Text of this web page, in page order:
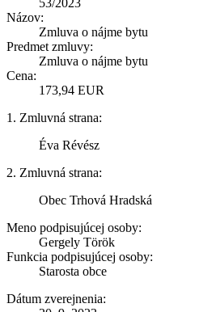
53/2023
Názov:
Zmluva o nájme bytu
Predmet zmluvy:
Zmluva o nájme bytu
Cena:
173,94 EUR
1. Zmluvná strana:
Éva Révész
2. Zmluvná strana:
Obec Trhová Hradská
Meno podpisujúcej osoby:
Gergely Török
Funkcia podpisujúcej osoby:
Starosta obce
Dátum zverejnenia: